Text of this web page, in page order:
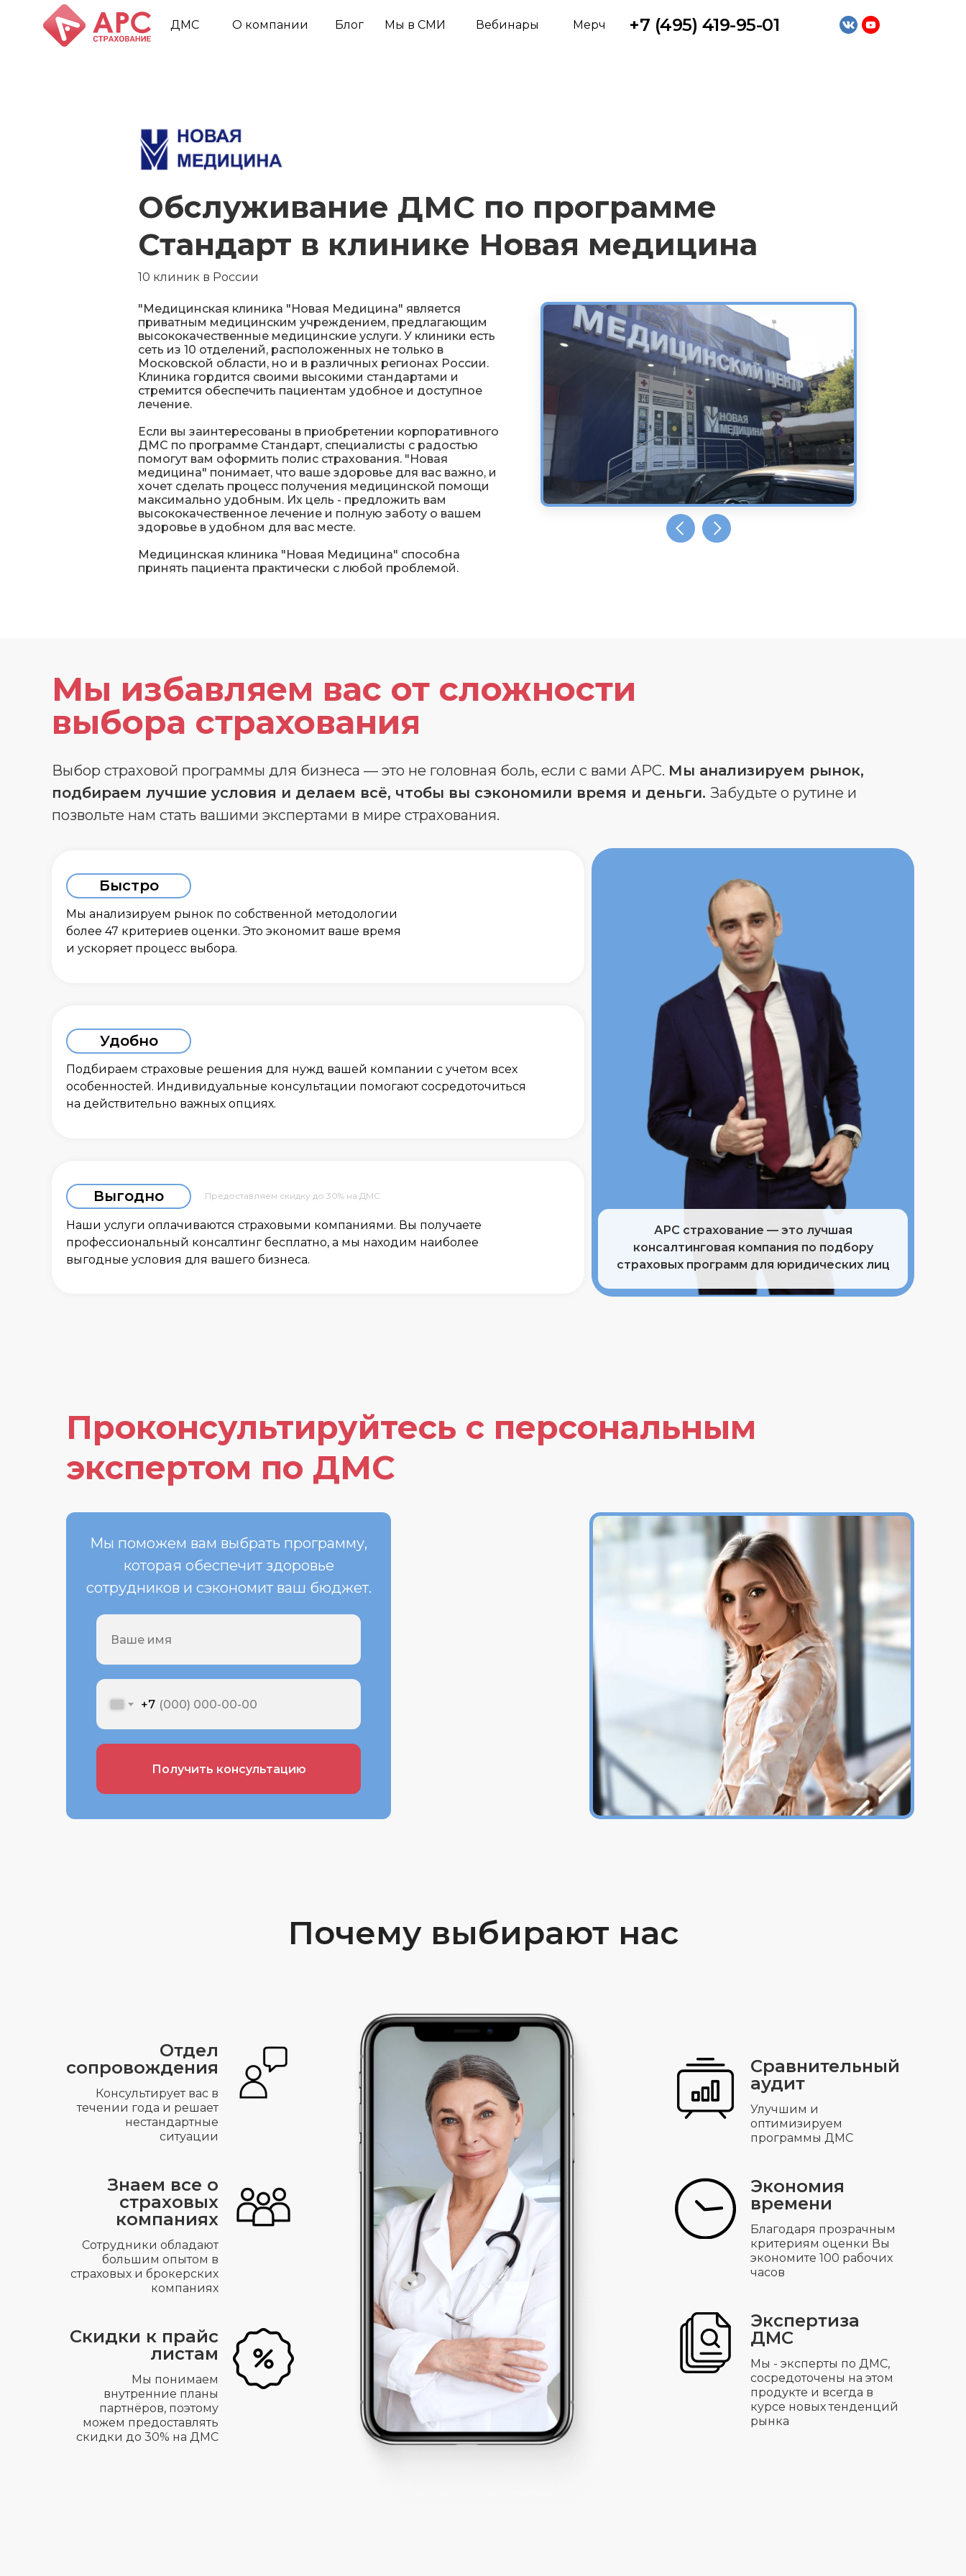
ДМС О компании Блог Мы в СМИ Вебинары Мерч +7 (495) 419-95-01
10 клиник в России
Обслуживание ДМС по программе
Стандарт в клинике Новая медицина
"Медицинская клиника "Новая Медицина" является
приватным медицинским учреждением, предлагающим
высококачественные медицинские услуги. У клиники есть
сеть из 10 отделений, расположенных не только в
Московской области, но и в различных регионах России.
Клиника гордится своими высокими стандартами и
стремится обеспечить пациентам удобное и доступное
лечение.
Если вы заинтересованы в приобретении корпоративного
ДМС по программе Стандарт, специалисты с радостью
помогут вам оформить полис страхования. "Новая
медицина" понимает, что ваше здоровье для вас важно, и
хочет сделать процесс получения медицинской помощи
максимально удобным. Их цель - предложить вам
высококачественное лечение и полную заботу о вашем
здоровье в удобном для вас месте.
Медицинская клиника "Новая Медицина" способна
принять пациента практически с любой проблемой.
Мы избавляем вас от сложности
выбора страхования
Выбор страховой программы для бизнеса — это не головная боль, если с вами АРС. Мы анализируем рынок,
подбираем лучшие условия и делаем всё, чтобы вы сэкономили время и деньги. Забудьте о рутине и
позвольте нам стать вашими экспертами в мире страхования.
АРС страхование — это лучшая
консалтинговая компания по подбору
страховых программ для юридических лиц
Быстро
Мы анализируем рынок по собственной методологии
более 47 критериев оценки. Это экономит ваше время
и ускоряет процесс выбора.
Удобно
Подбираем страховые решения для нужд вашей компании с учетом всех
особенностей. Индивидуальные консультации помогают сосредоточиться
на действительно важных опциях.
Выгодно
Наши услуги оплачиваются страховыми компаниями. Вы получаете
профессиональный консалтинг бесплатно, а мы находим наиболее
выгодные условия для вашего бизнеса.
Предоставляем скидку до 30% на ДМС
Проконсультируйтесь с персональным
экспертом по ДМС
часов!
+7
Получить консультацию
Мы поможем вам выбрать программу,
которая обеспечит здоровье
сотрудников и сэкономит ваш бюджет.
Почему выбирают нас
Отдел
сопровождения
Консультирует вас в
течении года и решает
нестандартные
ситуации
Знаем все о
страховых
компаниях
Сотрудники обладают
большим опытом в
страховых и брокерских
компаниях
Скидки к прайс
листам
Мы понимаем
внутренние планы
партнёров, поэтому
можем предоставлять
скидки до 30% на ДМС
Сравнительный
аудит
Улучшим и
оптимизируем
программы ДМС
Экономия
времени
Благодаря прозрачным
критериям оценки Вы
экономите 100 рабочих
часов
Экспертиза
ДМС
Мы - эксперты по ДМС,
сосредоточены на этом
продукте и всегда в
курсе новых тенденций
рынка